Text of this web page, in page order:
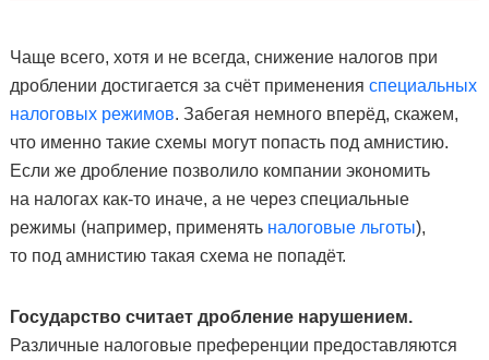
Чаще всего, хотя и не всегда, снижение налогов при
дроблении достигается за счёт применения специальных
налоговых режимов. Забегая немного вперёд, скажем,
что именно такие схемы могут попасть под амнистию.
Если же дробление позволило компании экономить
на налогах как-то иначе, а не через специальные
режимы (например, применять налоговые льготы),
то под амнистию такая схема не попадёт.
Государство считает дробление нарушением.
Различные налоговые преференции предоставляются